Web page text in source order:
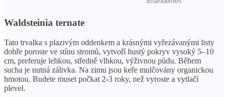
Waldsteinia ternate
Tato trvalka s plazivým oddenkem a krásnými vyřezávanými listy
dobře poroste ve stínu stromů, vytvoří hustý pokryv vysoký 5–10
cm, preferuje lehkou, středně vlhkou, výživnou půdu. Během
sucha je nutná zálivka. Na zimu jsou keře mulčovány organickou
hmotou. Budete muset počkat 2-3 roky, než vyroste a vytlačí
plevel.